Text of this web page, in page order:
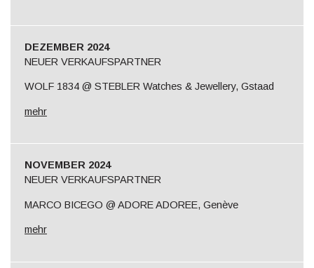
DEZEMBER 2024
NEUER VERKAUFSPARTNER
WOLF 1834 @ STEBLER Watches & Jewellery, Gstaad
mehr
NOVEMBER 2024
NEUER VERKAUFSPARTNER
MARCO BICEGO @ ADORE ADOREE, Genève
mehr